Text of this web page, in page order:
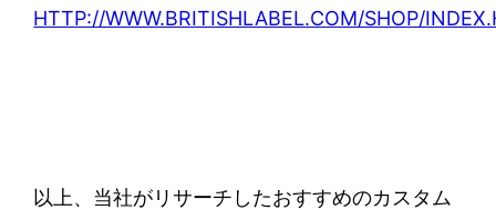
HTTP://WWW.BRITISHLABEL.COM/SHOP/
以上、当社がリサーチしたおすすめのカスタム